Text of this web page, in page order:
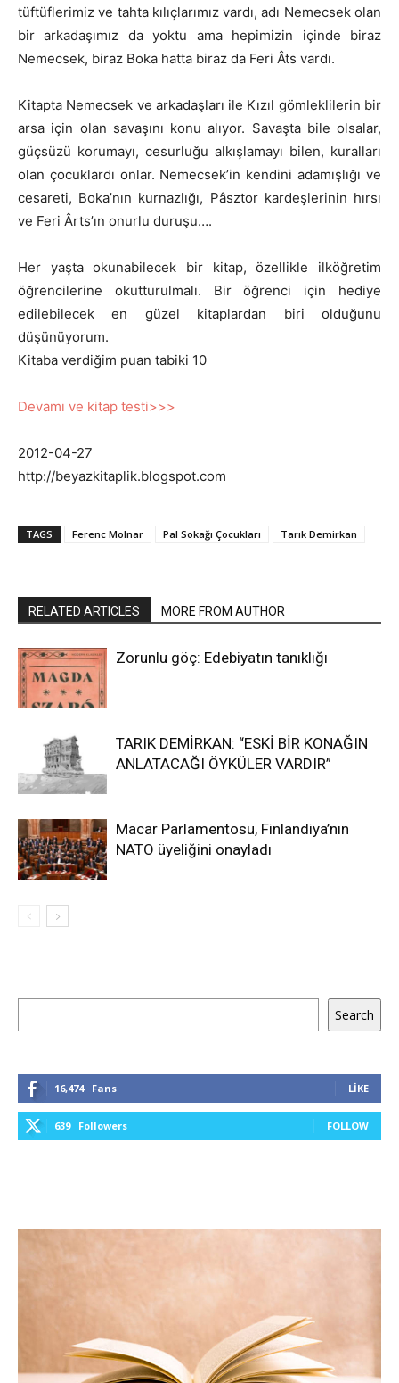
tüftüflerimiz ve tahta kılıçlarımız vardı, adı Nemecsek olan
bir arkadaşımız da yoktu ama hepimizin içinde biraz
Nemecsek, biraz Boka hatta biraz da Feri Âts vardı.
Kitapta Nemecsek ve arkadaşları ile Kızıl gömleklilerin bir
arsa için olan savaşını konu alıyor. Savaşta bile olsalar,
güçsüzü korumayı, cesurluğu alkışlamayı bilen, kuralları
olan çocuklardı onlar. Nemecsek’in kendini adamışlığı ve
cesareti, Boka’nın kurnazlığı, Pâsztor kardeşlerinin hırsı
ve Feri Ârts’ın onurlu duruşu….
Her yaşta okunabilecek bir kitap, özellikle ilköğretim
öğrencilerine okutturulmalı. Bir öğrenci için hediye
edilebilecek en güzel kitaplardan biri olduğunu
düşünüyorum.
Kitaba verdiğim puan tabiki 10
Devamı ve kitap testi>>>
2012-04-27
http://beyazkitaplik.blogspot.com
TAGS Ferenc Molnar Pal Sokağı Çocukları Tarık Demirkan
RELATED ARTICLES MORE FROM AUTHOR
Zorunlu göç: Edebiyatın tanıklığı
TARIK DEMİRKAN: “ESKİ BİR KONAĞIN
ANLATACAĞI ÖYKÜLER VARDIR”
Macar Parlamentosu, Finlandiya’nın
NATO üyeliğini onayladı
Search
16,474 Fans LIKE
639 Followers FOLLOW